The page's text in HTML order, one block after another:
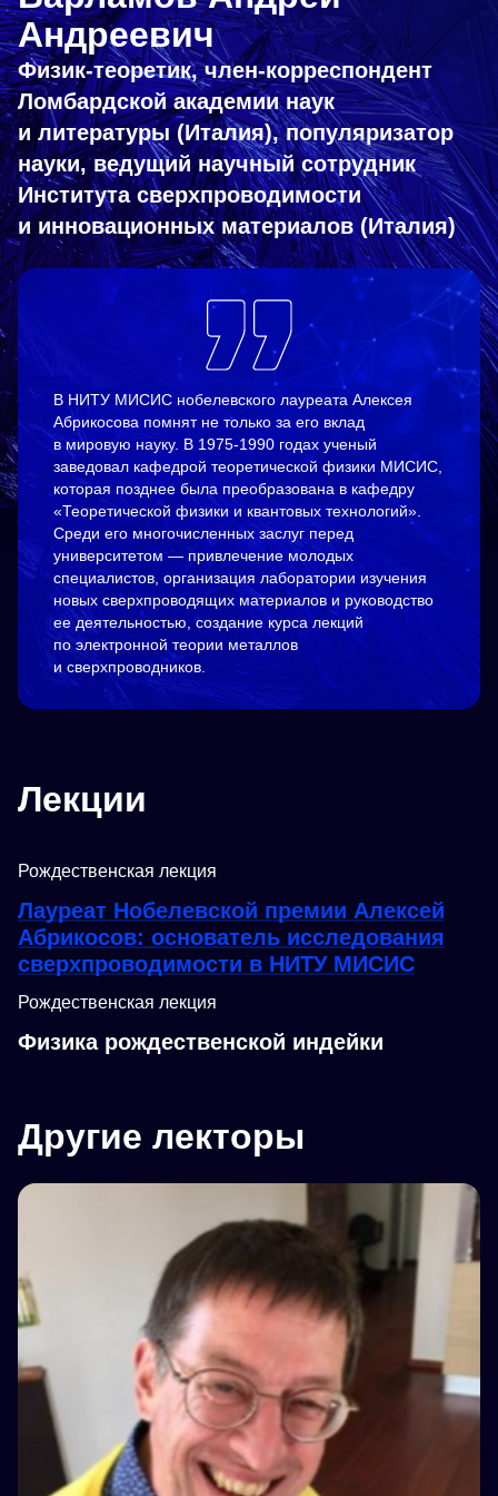
Андреевич
Физик-теоретик, член-корреспондент
Ломбардской академии наук
и литературы (Италия), популяризатор
науки, ведущий научный сотрудник
Института сверхпроводимости
и инновационных материалов (Италия)
В НИТУ МИСИС нобелевского лауреата Алексея
Абрикосова помнят не только за его вклад
в мировую науку. В 1975-1990 годах ученый
заведовал кафедрой теоретической физики МИСИС,
которая позднее была преобразована в кафедру
«Теоретической физики и квантовых технологий».
Среди его многочисленных заслуг перед
университетом — привлечение молодых
специалистов, организация лаборатории изучения
новых сверхпроводящих материалов и руководство
ее деятельностью, создание курса лекций
по электронной теории металлов
и сверхпроводников.
Лекции
Рождественская лекция
Лауреат Нобелевской премии Алексей
Абрикосов: основатель исследования
сверхпроводимости в НИТУ МИСИС
Рождественская лекция
Физика рождественской индейки
Другие лекторы